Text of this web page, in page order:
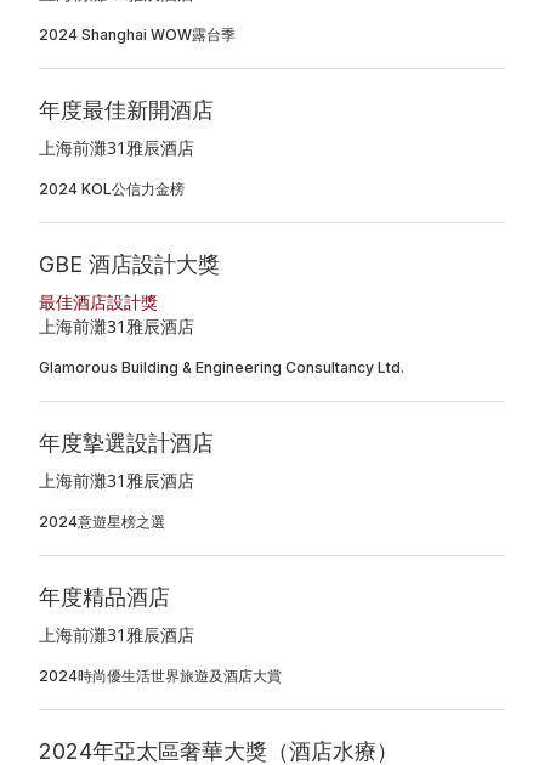
2024 Shanghai WOW露台季
年度最佳新開酒店
上海前灘31雅辰酒店
2024 KOL公信力金榜
GBE 酒店設計大獎
最佳酒店設計獎
上海前灘31雅辰酒店
Glamorous Building & Engineering Consultancy Ltd.
年度摯選設計酒店
上海前灘31雅辰酒店
2024意遊星榜之選
年度精品酒店
上海前灘31雅辰酒店
2024時尚優生活世界旅遊及酒店大賞
2024年亞太區奢華大獎（酒店水療）